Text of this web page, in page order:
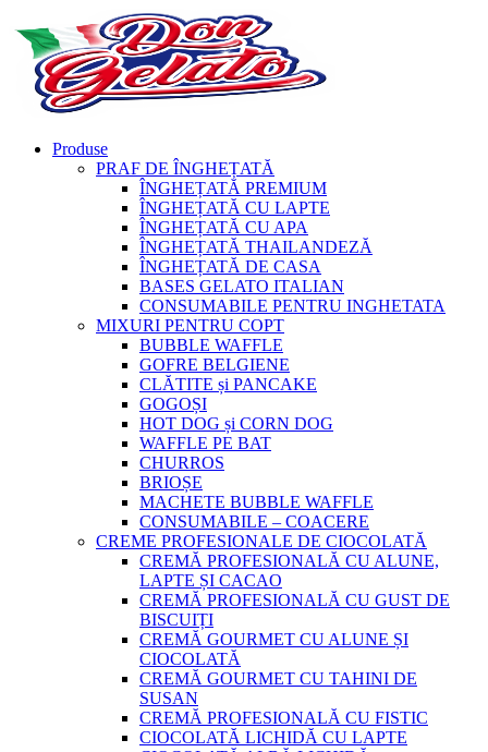
Produse
PRAF DE ÎNGHEȚATĂ
ÎNGHEȚATĂ PREMIUM
ÎNGHEȚATĂ CU LAPTE
ÎNGHEȚATĂ CU APA
ÎNGHEȚATĂ THAILANDEZĂ
ÎNGHEȚATĂ DE CASA
BASES GELATO ITALIAN
CONSUMABILE PENTRU INGHETATA
MIXURI PENTRU COPT
BUBBLE WAFFLE
GOFRE BELGIENE
CLĂTITE și PANCAKE
GOGOȘI
HOT DOG și CORN DOG
WAFFLE PE BAT
CHURROS
BRIOȘE
MACHETE BUBBLE WAFFLE
CONSUMABILE – COACERE
CREME PROFESIONALE DE CIOCOLATĂ
CREMĂ PROFESIONALĂ CU ALUNE,
LAPTE ȘI CACAO
CREMĂ PROFESIONALĂ CU GUST DE
BISCUIȚI
CREMĂ GOURMET CU ALUNE ȘI
CIOCOLATĂ
CREMĂ GOURMET CU TAHINI DE
SUSAN
CREMĂ PROFESIONALĂ CU FISTIC
CIOCOLATĂ LICHIDĂ CU LAPTE